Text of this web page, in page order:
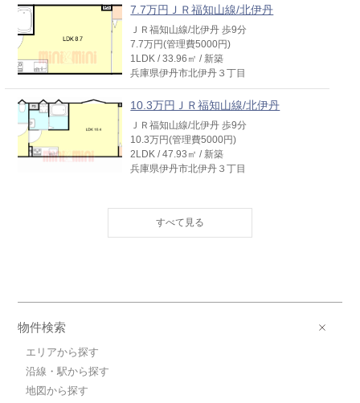
7.7万円ＪＲ福知山線/北伊丹
ＪＲ福知山線/北伊丹 歩9分
7.7万円(管理費5000円)
1LDK / 33.96㎡ / 新築
兵庫県伊丹市北伊丹３丁目
10.3万円ＪＲ福知山線/北伊丹
ＪＲ福知山線/北伊丹 歩9分
10.3万円(管理費5000円)
2LDK / 47.93㎡ / 新築
兵庫県伊丹市北伊丹３丁目
ＪＲ福知山線/北伊丹 歩9分
10.5万円(管理費5000円)
物件検索
エリアから探す
沿線・駅から探す
地図から探す